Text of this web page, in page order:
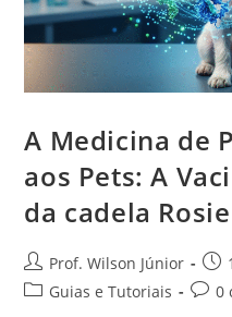
A Medicina de
aos Pets: A
da cadela Rosie
Prof. Wilson Júnior
Guias e Tutoriais
0